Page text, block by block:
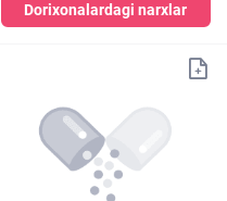
Dorixonalardagi narxlar